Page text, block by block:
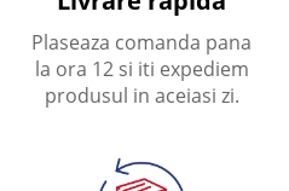
Plaseaza comanda pana
la ora 12 si iti expediem
produsul in aceiasi zi.